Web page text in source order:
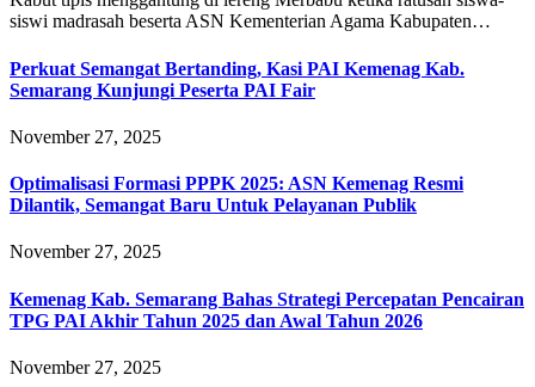
siswi madrasah beserta ASN Kementerian Agama Kabupaten…
Perkuat Semangat Bertanding, Kasi PAI Kemenag Kab.
Semarang Kunjungi Peserta PAI Fair
November 27, 2025
Optimalisasi Formasi PPPK 2025: ASN Kemenag Resmi
Dilantik, Semangat Baru Untuk Pelayanan Publik
November 27, 2025
Kemenag Kab. Semarang Bahas Strategi Percepatan Pencairan
TPG PAI Akhir Tahun 2025 dan Awal Tahun 2026
November 27, 2025